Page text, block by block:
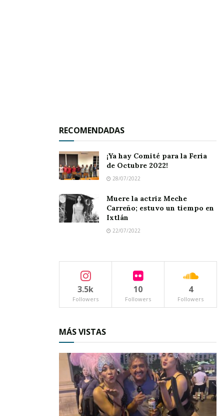
RECOMENDADAS
¡Ya hay Comité para la Feria
de Octubre 2022!
28/07/2022
Muere la actriz Meche
Carreño; estuvo un tiempo en
Ixtlán
22/07/2022
3.5k
Followers
10
Followers
4
Followers
MÁS VISTAS